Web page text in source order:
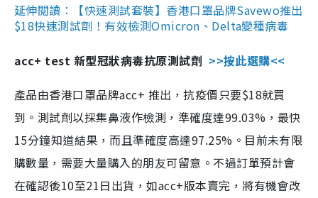
延伸閱讀：【快速測試套裝】香港口罩品牌Savewo推出
$18快速測試劑！有效檢測Omicron、Delta變種病毒
acc+ test 新型冠狀病毒抗原測試劑 >>按此選購<<
產品由香港口罩品牌acc+ 推出，抗疫價只要$18就買
到。測試劑以採集鼻液作檢測，準確度達99.03%，最快
15分鐘知道結果，而且準確度高達97.25%。目前未有限
購數量，需要大量購入的朋友可留意。不過訂單預計會
在確認後10至21日出貨，如acc+版本賣完，將有機會改